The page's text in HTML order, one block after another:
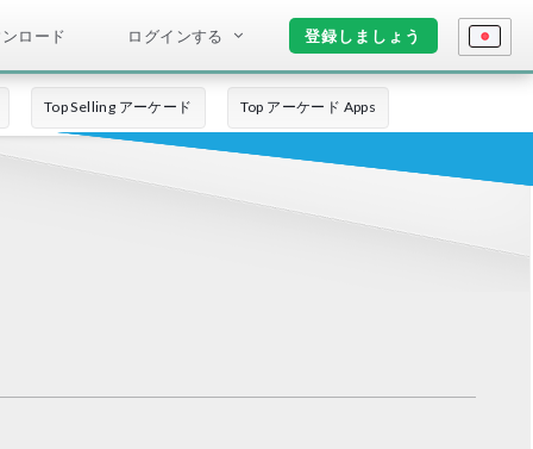
ロード ログインする 登録しましょう
Top Selling アーケード Top アーケード Apps